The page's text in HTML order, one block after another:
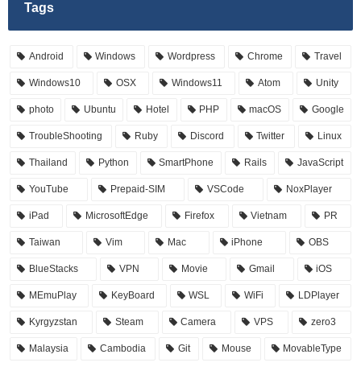
Tags
Android Windows Wordpress Chrome Travel
Windows10 OSX Windows11 Atom Unity
photo Ubuntu Hotel PHP macOS Google
TroubleShooting Ruby Discord Twitter Linux
Thailand Python SmartPhone Rails JavaScript
YouTube Prepaid-SIM VSCode NoxPlayer
iPad MicrosoftEdge Firefox Vietnam PR
Taiwan Vim Mac iPhone OBS
BlueStacks VPN Movie Gmail iOS
MEmuPlay KeyBoard WSL WiFi LDPlayer
Kyrgyzstan Steam Camera VPS zero3
Malaysia Cambodia Git Mouse MovableType